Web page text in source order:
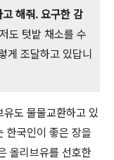
해줘. 요구한 감
도 텃밭 채소를 수
게 조달하고 있답니
도 물물교환하고 있
한국인이 좋은 장을
올리브유를 선호한